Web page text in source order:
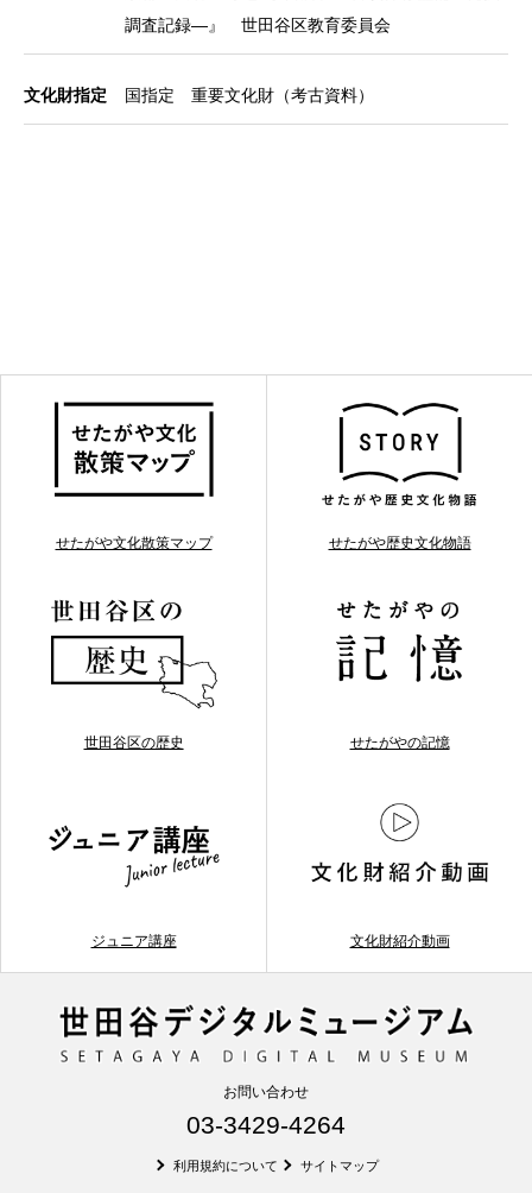
調査記録―』 世田谷区教育委員会
文化財指定 国指定 重要文化財（考古資料）
せたがや文化散策マップ せたがや歴史文化物語
世田谷区の歴史 せたがやの記憶
ジュニア講座 文化財紹介動画
お問い合わせ
03-3429-4264
利用規約について サイトマップ